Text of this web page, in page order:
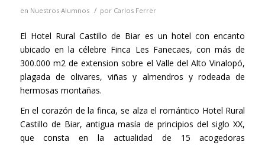
en Nuestros Alumnos / por Carlos Ferrer
El Hotel Rural Castillo de Biar es un hotel con encanto
ubicado en la célebre Finca Les Fanecaes, con más de
300.000 m2 de extension sobre el Valle del Alto Vinalopó,
plagada de olivares, viñas y almendros y rodeada de
hermosas montañas.
En el corazón de la finca, se alza el romántico Hotel Rural
Castillo de Biar, antigua masía de principios del siglo XX,
que consta en la actualidad de 15 acogedoras